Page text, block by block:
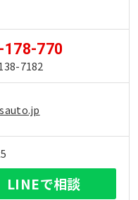
178-770
7182
LINEで相談